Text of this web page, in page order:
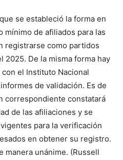
se estableció la forma en
mínimo de afiliados para las
registrarse como partidos
2025. De la misma forma hay
el Instituto Nacional
de validación. Es de
correspondiente constatará
de las afiliaciones y se
para la verificación
en obtener su registro.
manera unánime. (Russell